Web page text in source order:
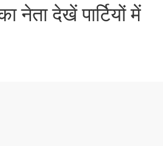
नेता देखें पार्टियों में